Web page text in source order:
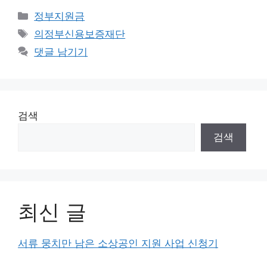
카
테
리
정부지원금
태
그
의정부신용보증재단
댓글 남기기
검색
검색
최신 글
서류 뭉치만 남은 소상공인 지원 사업 신청기